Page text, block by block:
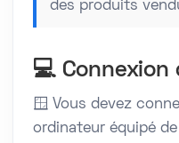
des produits
💻 Connexion
🪟 Vous devez
ordinateur équipé